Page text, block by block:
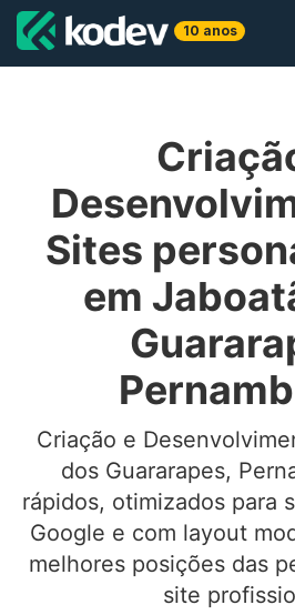
10 anos
Sites
em
Criação e
dos Guararapes,
rápidos, otimizados para
Google e com layout
melhores posições das
site